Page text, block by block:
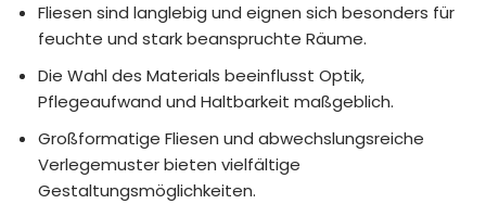
Fliesen sind langlebig und eignen sich besonders für
feuchte und stark beanspruchte Räume.
Die Wahl des Materials beeinflusst Optik,
Pflegeaufwand und Haltbarkeit maßgeblich.
Großformatige Fliesen und abwechslungsreiche
Verlegemuster bieten vielfältige
Gestaltungsmöglichkeiten.